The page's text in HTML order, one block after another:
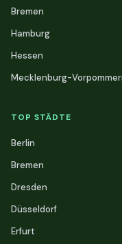
Bremen
Hamburg
Hessen
Mecklenburg-
TOP STÄDTE
Berlin
Bremen
Dresden
Düsseldorf
Erfurt